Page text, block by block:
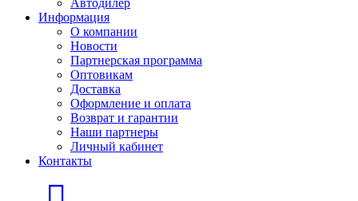
Автодилер
Информация
О компании
Новости
Партнерская программа
Оптовикам
Доставка
Оформление и оплата
Возврат и гарантии
Наши партнеры
Личный кабинет
Контакты